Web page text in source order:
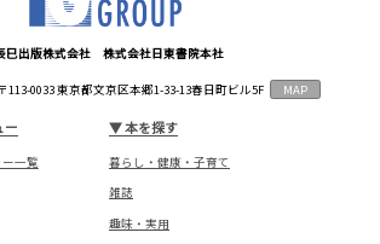
巳出版株式会社 株式会社日東書院本社
113-0033 東京都文京区本郷1-33-13春日町ビル5F MAP
ー
一覧
▼本を探す
暮らし・健康・子育て
雑誌
趣味・実用